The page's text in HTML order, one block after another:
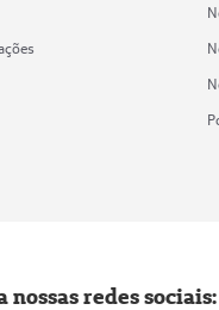
nossas redes sociais: